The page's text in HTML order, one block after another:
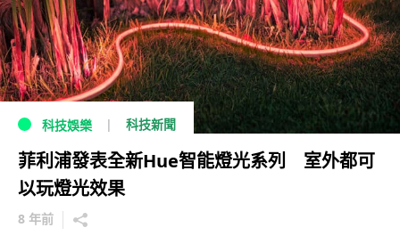
科技娛樂 科技新聞
菲利浦發表全新Hue智能燈光系列 室外都可
以玩燈光效果
8 年前